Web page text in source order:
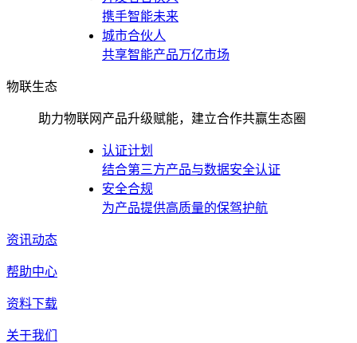
携手智能未来
城市合伙人
共享智能产品万亿市场
物联生态
助力物联网产品升级赋能，建立合作共赢生态圈
认证计划
结合第三方产品与数据安全认证
安全合规
为产品提供高质量的保驾护航
资讯动态
帮助中心
资料下载
关于我们